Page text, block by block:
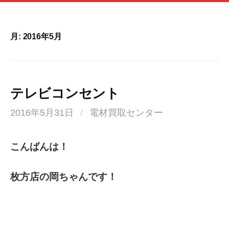
月: 2016年5月
テレビコンセント
2016年5月31日 / 電材買取センター
こんばんは！
枚方店の岡ちゃんです！